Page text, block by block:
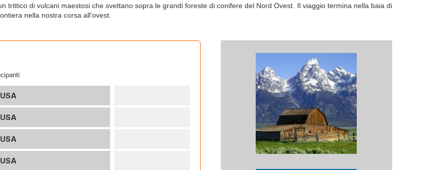
trittico di vulcani maestosi che svettano sopra le grandi foreste di conifere del Nord Ovest. Il viaggio termina nella baia di
nella nostra corsa all'ovest.